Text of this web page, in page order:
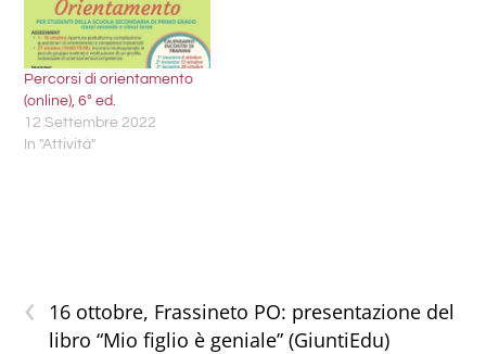
Percorsi di orientamento
(online), 6° ed.
12 Settembre 2022
In "Attività"
‹
16 ottobre, Frassineto PO: presentazione del
libro “Mio figlio è geniale” (GiuntiEdu)